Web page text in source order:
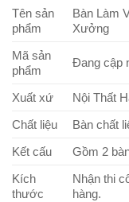
Tên sản
phẩm
Bàn Làm
Xưởng
Mã sản
phẩm
Đang cập
Xuất xứ
Nội Thất
Chất liệu
Bàn chất
Kết cấu
Gồm 2
Kích
thước
Nhận thi
hàng.